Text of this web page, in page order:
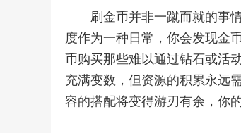
刷金币并非一蹴而就的事
度作为一种日常，你会发现金
币购买那些难以通过钻石或活
充满变数，但资源的积累永远
容的搭配将变得游刃有余，你